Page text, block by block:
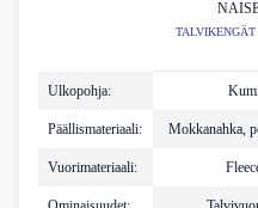
Ulkopohja:
Päällismateriaali:
Vuorimateriaali:
TALVIKENGÄT
Mokkanahka,